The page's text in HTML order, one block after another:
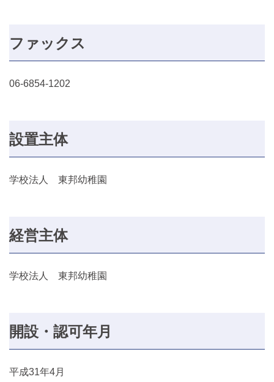
ファックス
06-6854-1202
設置主体
学校法人 東邦幼稚園
経営主体
学校法人 東邦幼稚園
開設・認可年月
平成31年4月